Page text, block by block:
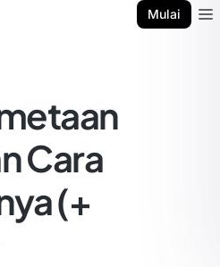
Mulai
Cara
(+